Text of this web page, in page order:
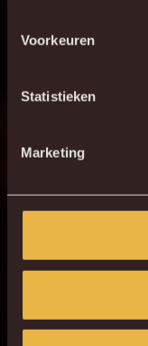
Voorkeuren
Statistieken
Marketing